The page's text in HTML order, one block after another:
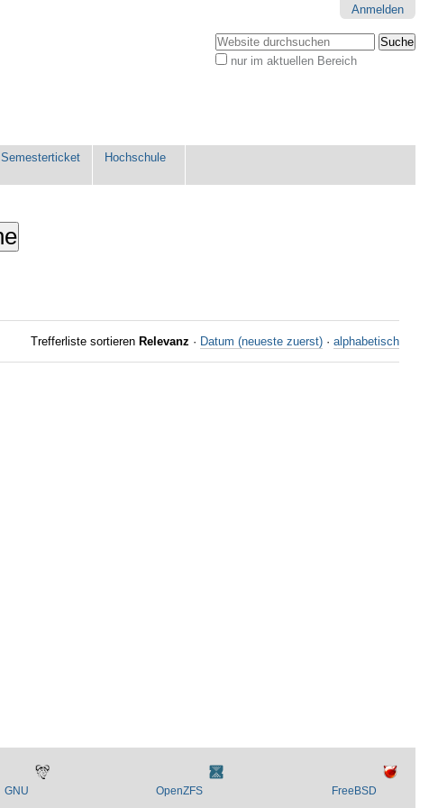
Anmelden
Website durchsuchen
nur im aktuellen Bereich
Semesterticket Hochschule
Trefferliste sortieren Relevanz · Datum (neueste zuerst) · alphabetisch
GNU OpenZFS FreeBSD